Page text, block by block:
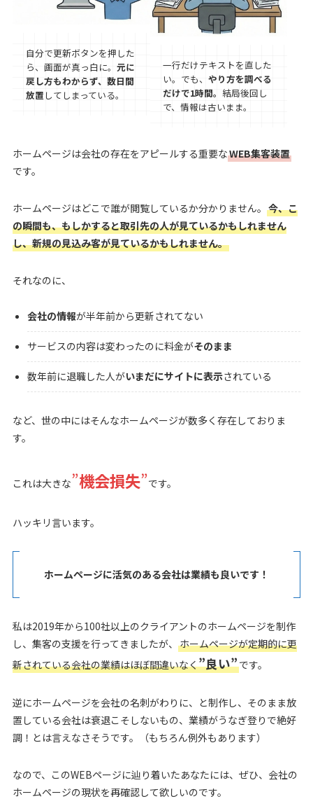
自分で更新ボタンを押した
ら、画面が真っ白に。 元に
戻し方もわからず、数日間
放置 してしまっている。
一行だけテキストを直した
い。でも、やり方を調べる
だけで1時間。 結局後回し
で、情報は古いまま。
ホームページは会社の存在をアピールする重要なWEB集客装置
です。
ホームページはどこで誰が閲覧しているか分かりません。 今、こ
の瞬間も、もしかすると取引先の人が見ているかもしれません
し、新規の見込み客が見ているかもしれません。
それなのに、
会社の情報が半年前から更新されてない
サービスの内容は変わったのに料金がそのまま
数年前に退職した人がいまだにサイトに表示されている
など、世の中にはそんなホームページが数多く存在しておりま
す。
これは大きな”機会損失”です。
ハッキリ言います。
ホームページに活気のある会社は業績も良いです！
私は2019年から100社以上のクライアントのホームページを制作
し、集客の支援を行ってきましたが、 ホームページが定期的に更
新されている会社の業績はほぼ間違いなく”良い”です。
逆にホームページを会社の名刺がわりに、と制作し、そのまま放
置している会社は衰退こそしないもの、業績がうなぎ登りで絶好
調！とは言えなさそうです。（もちろん例外もあります）
なので、このWEBページに辿り着いたあなたには、ぜひ、会社の
ホームページの現状を再確認して欲しいのです。